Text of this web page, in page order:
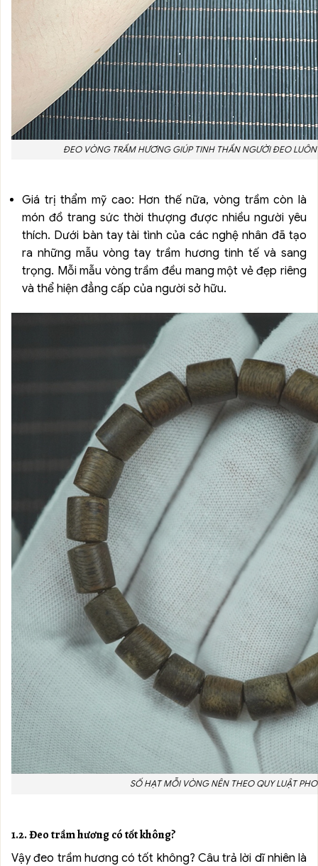
ĐEO VÒNG TRẦM HƯƠNG GIÚP TINH THẦN NGƯỜI ĐEO
Giá trị thẩm mỹ cao: Hơn thế nữa, vòng trầm còn là
món đồ trang sức thời thượng được nhiều người yêu
thích. Dưới bàn tay tài tình của các nghệ nhân đã tạo
ra những mẫu vòng tay trầm hương tinh tế và sang
trọng. Mỗi mẫu vòng trầm đều mang một vẻ đẹp riêng
và thể hiện đẳng cấp của người sở hữu.
SỐ HẠT MỖI VÒNG NÊN THEO QUY LUẬT
1.2. Đeo trầm hương có tốt không?
Vậy đeo trầm hương có tốt không? Câu trả lời dĩ nhiên là